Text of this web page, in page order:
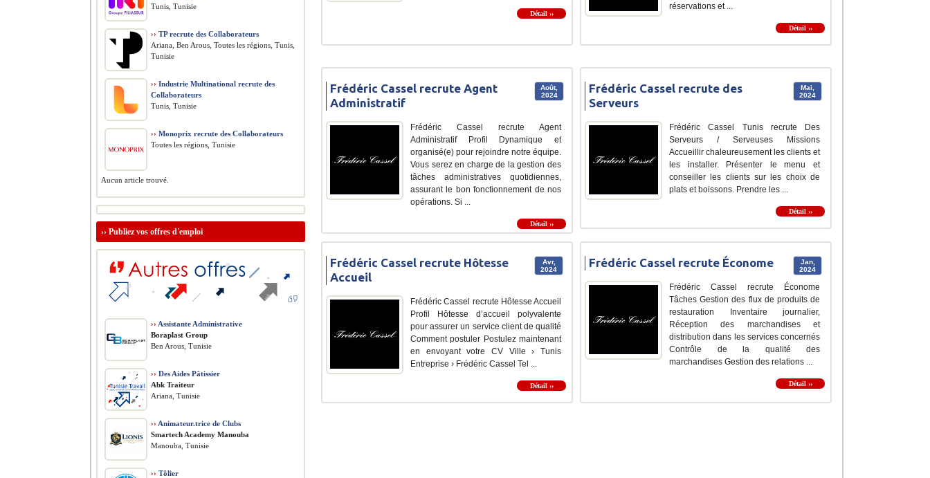
Détail ››
réservations et ...
Détail ››
Août,
2024
Frédéric Cassel recrute Agent
Administratif
Frédéric Cassel recrute Agent
Administratif Profil Dynamique et
organisé(e) pour rejoindre notre équipe.
Vous serez en charge de la gestion des
tâches administratives quotidiennes,
assurant le bon fonctionnement de nos
opérations. Si ...
Détail ››
Mai,
2024
Frédéric Cassel recrute des
Serveurs
Frédéric Cassel Tunis recrute Des
Serveurs / Serveuses Missions
Accueillir chaleureusement les clients et
les installer. Présenter le menu et
conseiller les clients sur les choix de
plats et boissons. Prendre les ...
Détail ››
Avr,
2024
Frédéric Cassel recrute Hôtesse
Accueil
Frédéric Cassel recrute Hôtesse Accueil
Profil Hôtesse d’accueil polyvalente
pour assurer un service client de qualité
Comment postuler Postulez maintenant
en envoyant votre CV Ville › Tunis
Entreprise › Frédéric Cassel Tel ...
Détail ››
Jan,
2024
Frédéric Cassel recrute Économe
Frédéric Cassel recrute Économe
Tâches Gestion des flux de produits de
restauration Inventaire journalier,
Réception des marchandises et
distribution dans les services concernés
Contrôle de la qualité des
marchandises Gestion des relations ...
Détail ››
Tunis, Tunisie
›› TP recrute des Collaborateurs
Ariana, Ben Arous, Toutes les régions, Tunis,
Tunisie
›› Industrie Multinational recrute des
Collaborateurs
Tunis, Tunisie
›› Monoprix recrute des Collaborateurs
Toutes les régions, Tunisie
Aucun article trouvé.
›› Publiez vos offres d'emploi
›› Assistante Administrative
Boraplast Group
Ben Arous, Tunisie
›› Des Aides Pâtissier
Abk Traiteur
Ariana, Tunisie
›› Animateur.trice de Clubs
Smartech Academy Manouba
Manouba, Tunisie
›› Tôlier